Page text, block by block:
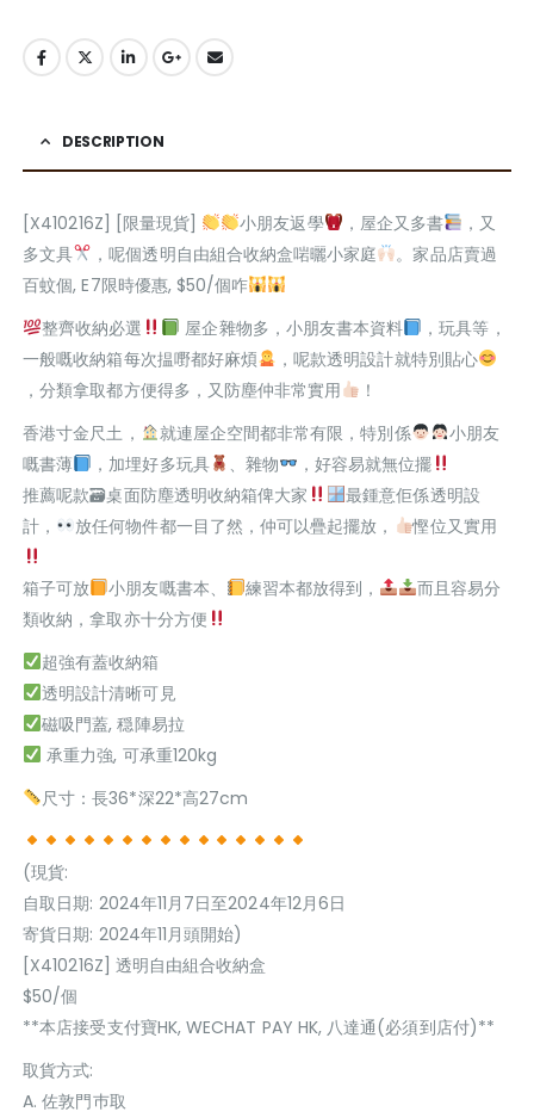
DESCRIPTION
[X410216Z] [限量現貨] 小朋友返學 ，屋企又多書
，又
多文具
，呢個透明自由組合收納盒啱曬小家庭
。家品店賣過
百蚊個, E7限時優惠, $50/個咋
整齊收納必選
屋企雜物多，小朋友書本資料
，玩具等，
一般嘅收納箱每次揾嘢都好麻煩
，呢款透明設計就特別貼心
，分類拿取都方便得多，又防塵仲非常實用
！
香港寸金尺土，
就連屋企空間都非常有限，特別係
小朋友
嘅書薄
，加埋好多玩具 、雜物
，好容易就無位擺
推薦呢款🗃桌面防塵透明收納箱俾大家
最鍾意佢係透明設
計，
放任何物件都一目了然，仲可以疊起擺放， 慳位又實用
箱子可放 小朋友嘅書本、 練習本都放得到，
而且容易分
類收納，拿取亦十分方便
超強有蓋收納箱
透明設計清晰可見
磁吸門蓋, 穏陣易拉
承重力強, 可承重120kg
尺寸：長36*深22*高27cm
(現貨:
自取日期: 2024年11月7日至2024年12月6日
寄貨日期: 2024年11月頭開始)
[X410216Z] 透明自由組合收納盒
$50/個
**本店接受支付寶HK, WECHAT PAY HK, 八達通(必須到店付)**
取貨方式:
A. 佐敦門巿取